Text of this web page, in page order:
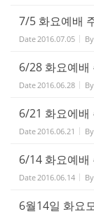
7/5 화요예배
Date2016.07.05 By
6/28 화요예배
Date2016.06.28 By
6/21 화요에배
Date2016.06.21 By
6/14 화요예배
Date2016.06.14 By
6월14일 화요